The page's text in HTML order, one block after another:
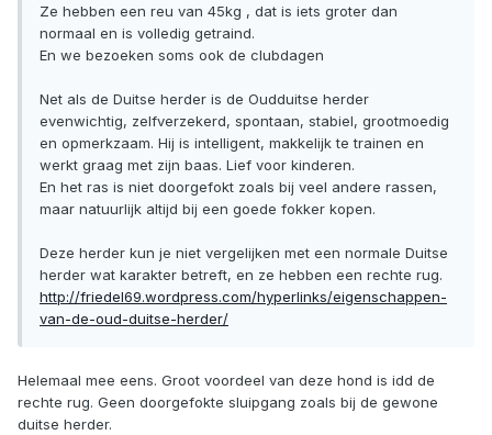
Ze hebben een reu van 45kg , dat is iets groter dan
normaal en is volledig getraind.
En we bezoeken soms ook de clubdagen
Net als de Duitse herder is de Oudduitse herder
evenwichtig, zelfverzekerd, spontaan, stabiel, grootmoedig
en opmerkzaam. Hij is intelligent, makkelijk te trainen en
werkt graag met zijn baas. Lief voor kinderen.
En het ras is niet doorgefokt zoals bij veel andere rassen,
maar natuurlijk altijd bij een goede fokker kopen.
Deze herder kun je niet vergelijken met een normale Duitse
herder wat karakter betreft, en ze hebben een rechte rug.
http://friedel69.wordpress.com/hyperlinks/eigenschappen-
van-de-oud-duitse-herder/
Helemaal mee eens. Groot voordeel van deze hond is idd de
rechte rug. Geen doorgefokte sluipgang zoals bij de gewone
duitse herder.